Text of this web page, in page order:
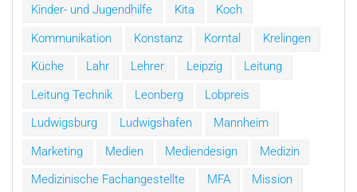
Kinder- und Jugendhilfe
Kita
Koch
Kommunikation
Konstanz Korntal
Krelingen
Küche
Lahr Lehrer Leipzig
Leitung
Leitung Technik
Leonberg
Lobpreis
Ludwigsburg
Ludwigshafen
Mannheim
Marketing
Medien Mediendesign
Medizin
Medizinische Fachangestellte
MFA
Mission